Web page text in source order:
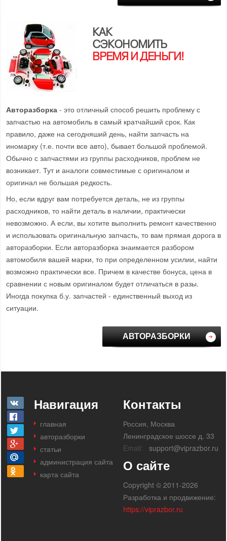
КАК
СЭКОНОМИТЬ
ВРЕМЯ И ДЕНЬГИ!
Авторазборка - это отличный способ решить проблему с
запчастью на автомобиль в самый кратчайший срок. Как
правило, даже на сегодняший день, найти запчасть на
иномарку (т.е. почти все авто), бывает большой проблемой.
Обычно с запчастями из группы расходников, проблем не
возникает. Тут и аналоги совместимые с оригиналом и
оригинал не большая редкость.
Но, если вдруг вам потребуется деталь, не из группы
расходников, то найти деталь в наличии, практически
невозможно. А если, вы хотите выполнить ремонт качественно
и использовать оригинальную запчасть, то вам прямая дорога в
авторазборки. Если авторазборка знаимается разбором
автомобиля вашей марки, то при определенном усилии, найти
возможно практически все. Причем в качестве бонуса, цена в
сравнении с новым оригиналом будет отличаться в разы.
Иногда покупка б.у. запчастей - единственный выход из
ситуации.
АВТОРАЗБОРКИ
Навигация
главная
авторазборки
статьи
администрация сайта
карта сайта
Контакты
Россия, Москва
Ленинградское шоссе д. 33
Email:
support@viprazbor.ru
О сайте
Copyright © 2011-2026
Разработка и продвижение:
https://viprazbor.ru